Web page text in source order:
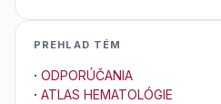
PREHLAD TÉM
· ODPORÚČANIA
· ATLAS HEMATOLÓGIE